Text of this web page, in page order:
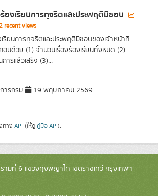
องเรียนการทุจริตและประพฤติมิชอบ
recent views
รียนการทุจริตและประพฤติมิชอบของเจ้าหน้าที่
อบด้วย (1) จำนวนเรื่องร้องเรียนทั้งหมด (2)
ารแล้วเสร็จ (3)...
ารกรม 19 พฤษภาคม 2569
ทาง API (ให้ดู คู่มือ API).
ามที่ 6 แขวงทุ่งพญาไท เขตราชเทวี กรุงเทพฯ